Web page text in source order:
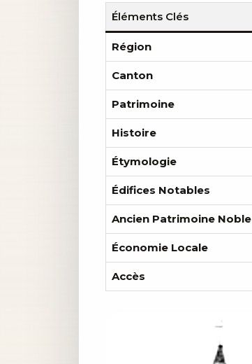
Éléments Clés
Région
Canton
Patrimoine
Histoire
Étymologie
Édifices Notables
Ancien Patrimoine Noble
Économie Locale
Accès